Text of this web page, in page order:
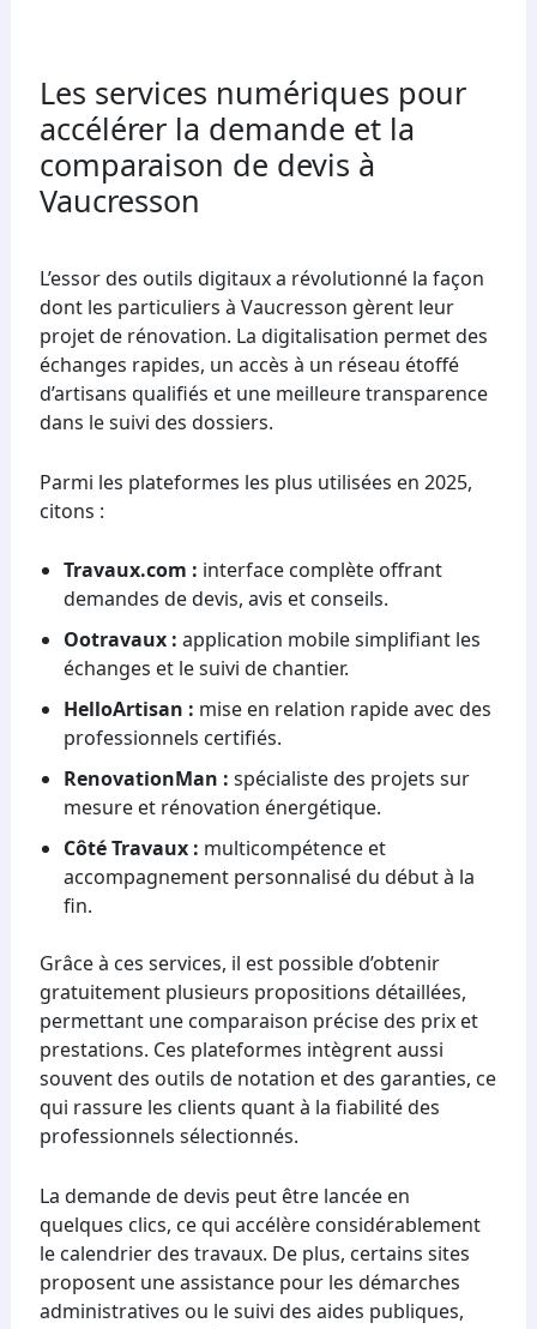
Les services numériques pour
accélérer la demande et la
comparaison de devis à
Vaucresson
L’essor des outils digitaux a révolutionné la façon
dont les particuliers à Vaucresson gèrent leur
projet de rénovation. La digitalisation permet des
échanges rapides, un accès à un réseau étoffé
d’artisans qualifiés et une meilleure transparence
dans le suivi des dossiers.
Parmi les plateformes les plus utilisées en 2025,
citons :
Travaux.com : interface complète offrant
demandes de devis, avis et conseils.
Ootravaux : application mobile simplifiant les
échanges et le suivi de chantier.
HelloArtisan : mise en relation rapide avec des
professionnels certifiés.
RenovationMan : spécialiste des projets sur
mesure et rénovation énergétique.
Côté Travaux : multicompétence et
accompagnement personnalisé du début à la
fin.
Grâce à ces services, il est possible d’obtenir
gratuitement plusieurs propositions détaillées,
permettant une comparaison précise des prix et
prestations. Ces plateformes intègrent aussi
souvent des outils de notation et des garanties, ce
qui rassure les clients quant à la fiabilité des
professionnels sélectionnés.
La demande de devis peut être lancée en
quelques clics, ce qui accélère considérablement
le calendrier des travaux. De plus, certains sites
proposent une assistance pour les démarches
administratives ou le suivi des aides publiques,